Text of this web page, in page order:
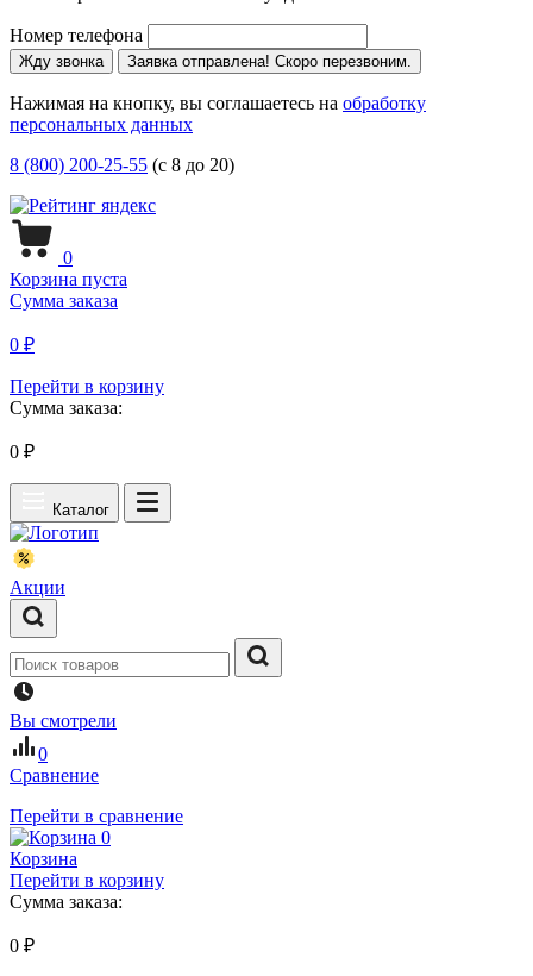
Номер телефона
Жду звонка Заявка отправлена! Скоро перезвоним.
Нажимая на кнопку, вы соглашаетесь на обработку
персональных данных
8 (800) 200-25-55 (с 8 до 20)
0
Корзина пуста
Сумма заказа
0 ₽
Перейти в корзину
Сумма заказа:
0 ₽
Каталог
Акции
Вы смотрели
0
Сравнение
Перейти в сравнение
0
Корзина
Перейти в корзину
Сумма заказа:
0 ₽